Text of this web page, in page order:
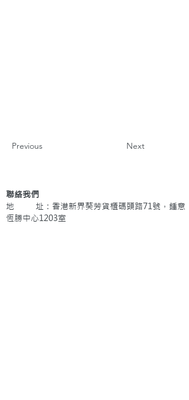
Previous Next
聯絡我們
地 址：香港新界葵芳貨櫃碼頭路71號，鍾意
恆勝中心1203室